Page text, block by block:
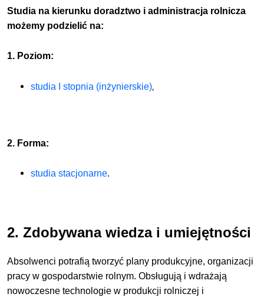
Studia na kierunkudoradztwo i administracja rolnicza
możemy podzielić na:
1. Poziom:
studia I stopnia (inżynierskie),
2. Forma:
studia stacjonarne.
2. Zdobywana wiedza i umiejętności
Absolwenci potrafią tworzyć plany produkcyjne, organizacji
pracy w gospodarstwie rolnym. Obsługują i wdrażają
nowoczesne technologie w produkcji rolniczej i